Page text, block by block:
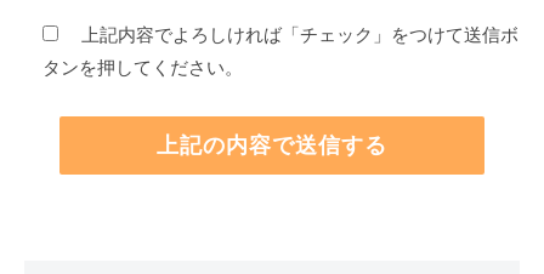
上記内容でよろしければ「チェック」をつけて送信ボ
タンを押してください。